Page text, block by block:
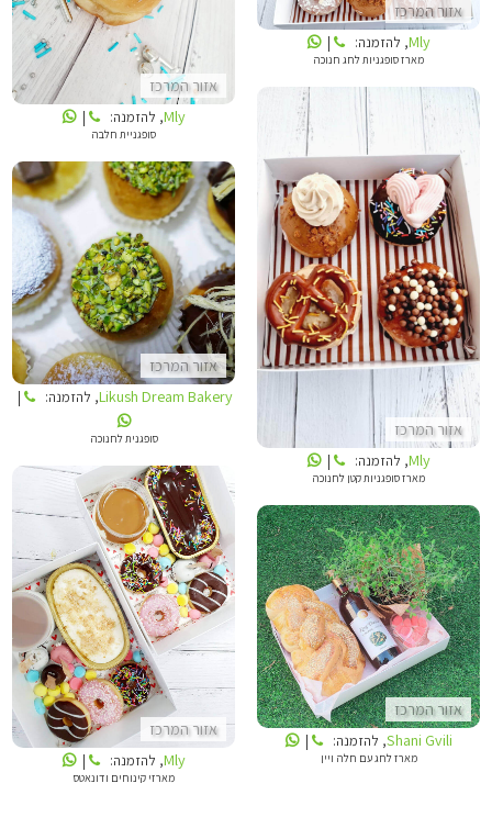
אזור המרכז
Mly, להזמנה: |
סופגניית חלבה
אזור המרכז
Mly, להזמנה: |
מארז סופגניות לחג חנוכה
אזור המרכז
MLY
Mly, להזמנה: |
מארז סופגניות קטן לחנוכה
אזור המרכז
LIKUSH DREAM BAKERY
Likush Dream Bakery, להזמנה: |
סופגנית לחנוכה
אזור המרכז
MLY
Mly, להזמנה: |
מארזי קינוחים ודונאטס
אזור המרכז
SHANI GVILI
Shani Gvili, להזמנה: |
מארז לחג עם חלה ויין